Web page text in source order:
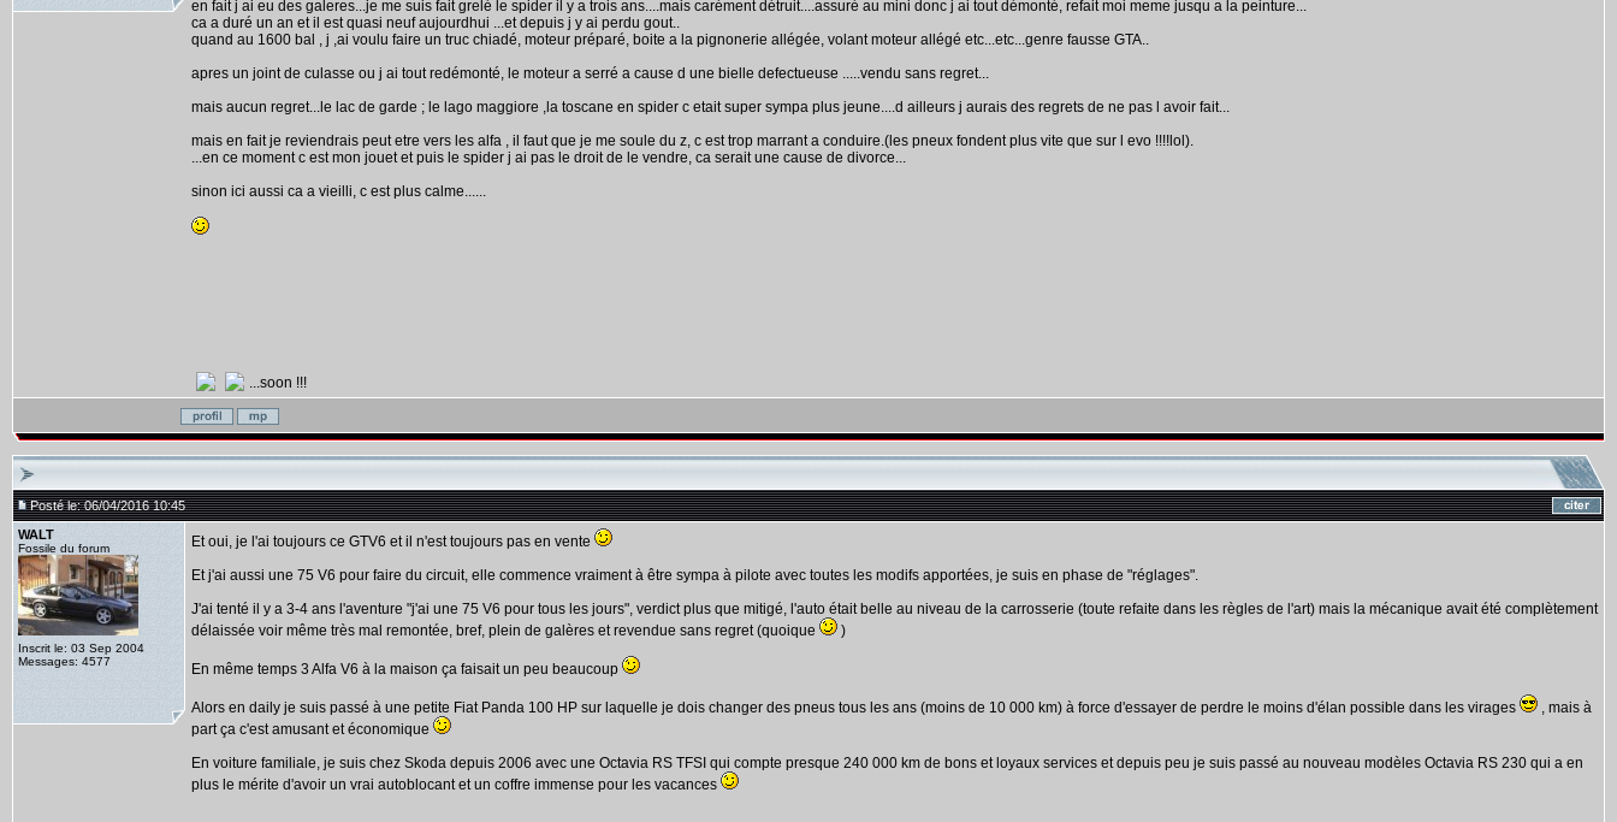
en fait j ai eu des galeres...je me suis fait grelé le spider il y a trois ans....mais carément détruit....assuré au mini donc j ai tout démonté, refait moi meme jusqu a la peinture...
ca a duré un an et il est quasi neuf aujourdhui ...et depuis j y ai perdu gout..
quand au 1600 bal , j ,ai voulu faire un truc chiadé, moteur préparé, boite a la pignonerie allégée, volant moteur allégé etc...etc...genre fausse GTA..
apres un joint de culasse ou j ai tout redémonté, le moteur a serré a cause d une bielle defectueuse .....vendu sans regret...
mais aucun regret...le lac de garde ; le lago maggiore ,la toscane en spider c etait super sympa plus jeune....d ailleurs j aurais des regrets de ne pas l avoir fait...
mais en fait je reviendrais peut etre vers les alfa , il faut que je me soule du z, c est trop marrant a conduire.(les pneux fondent plus vite que sur l evo !!!!lol).
...en ce moment c est mon jouet et puis le spider j ai pas le droit de le vendre, ca serait une cause de divorce...
sinon ici aussi ca a vieilli, c est plus calme......
...soon !!!
Posté le: 06/04/2016 10:45
WALT
Fossile du forum
Inscrit le: 03 Sep 2004
Messages: 4577
Et oui, je l'ai toujours ce GTV6 et il n'est toujours pas en vente
Et j'ai aussi une 75 V6 pour faire du circuit, elle commence vraiment à être sympa à pilote avec toutes les modifs apportées, je suis en phase de "réglages".
J'ai tenté il y a 3-4 ans l'aventure "j'ai une 75 V6 pour tous les jours", verdict plus que mitigé, l'auto était belle au niveau de la carrosserie (toute refaite dans les règles de l'art) mais la mécanique avait été complètement
délaissée voir même très mal remontée, bref, plein de galères et revendue sans regret (quoique
)
En même temps 3 Alfa V6 à la maison ça faisait un peu beaucoup
Alors en daily je suis passé à une petite Fiat Panda 100 HP sur laquelle je dois changer des pneus tous les ans (moins de 10 000 km) à force d'essayer de perdre le moins d'élan possible dans les virages
, mais à
part ça c'est amusant et économique
En voiture familiale, je suis chez Skoda depuis 2006 avec une Octavia RS TFSI qui compte presque 240 000 km de bons et loyaux services et depuis peu je suis passé au nouveau modèles Octavia RS 230 qui a en
plus le mérite d'avoir un vrai autoblocant et un coffre immense pour les vacances